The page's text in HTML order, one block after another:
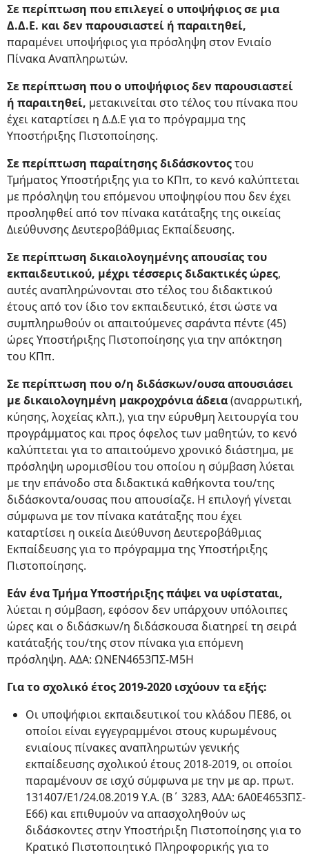
Σε περίπτωση που επιλεγεί ο υποψήφιος σε μια
Δ.Δ.Ε. και δεν παρουσιαστεί ή παραιτηθεί,
παραμένει υποψήφιος για πρόσληψη στον Ενιαίο
Πίνακα Αναπληρωτών.
Σε περίπτωση που ο υποψήφιος δεν παρουσιαστεί
ή παραιτηθεί, μετακινείται στο τέλος του πίνακα που
έχει καταρτίσει η Δ.Δ.Ε για το πρόγραμμα της
Υποστήριξης Πιστοποίησης.
Σε περίπτωση παραίτησης διδάσκοντοςτου
Τμήματος Υποστήριξης για το ΚΠπ, το κενό καλύπτεται
με πρόσληψη του επόμενου υποψηφίου που δεν έχει
προσληφθεί από τον πίνακα κατάταξης της οικείας
Διεύθυνσης Δευτεροβάθμιας Εκπαίδευσης.
Σε περίπτωση δικαιολογημένης απουσίας του
εκπαιδευτικού, μέχρι τέσσερις διδακτικές ώρες,
αυτές αναπληρώνονται στο τέλος του διδακτικού
έτους από τον ίδιο τον εκπαιδευτικό, έτσι ώστε να
συμπληρωθούν οι απαιτούμενες σαράντα πέντε (45)
ώρες Υποστήριξης Πιστοποίησης για την απόκτηση
του ΚΠπ.
Σε περίπτωση που ο/η διδάσκων/ουσα απουσιάσει
με δικαιολογημένη μακροχρόνια άδεια(αναρρωτική,
κύησης, λοχείας κλπ.), για την εύρυθμη λειτουργία του
προγράμματος και προς όφελος των μαθητών, το κενό
καλύπτεται για το απαιτούμενο χρονικό διάστημα, με
πρόσληψη ωρομισθίου του οποίου η σύμβαση λύεται
με την επάνοδο στα διδακτικά καθήκοντα του/της
διδάσκοντα/ουσας που απουσίαζε. Η επιλογή γίνεται
σύμφωνα με τον πίνακα κατάταξης που έχει
καταρτίσει η οικεία Διεύθυνση Δευτεροβάθμιας
Εκπαίδευσης για το πρόγραμμα της Υποστήριξης
Πιστοποίησης.
Εάν ένα Τμήμα Υποστήριξης πάψει να υφίσταται,
λύεται η σύμβαση, εφόσον δεν υπάρχουν υπόλοιπες
ώρες και ο διδάσκων/η διδάσκουσα διατηρεί τη σειρά
κατάταξής του/της στον πίνακα για επόμενη
πρόσληψη. ΑΔΑ: ΩΝΕΝ4653ΠΣ-Μ5Η
Για το σχολικό έτος 2019-2020 ισχύουν τα εξής:
Οι υποψήφιοι εκπαιδευτικοί του κλάδου ΠΕ86, οι
οποίοι είναι εγγεγραμμένοι στους κυρωμένους
ενιαίους πίνακες αναπληρωτών γενικής
εκπαίδευσης σχολικού έτους 2018-2019, οι οποίοι
παραμένουν σε ισχύ σύμφωνα με την με αρ. πρωτ.
131407/Ε1/24.08.2019 Υ.Α. (Β΄ 3283, ΑΔΑ: 6Α0Ε4653ΠΣ-
Ε66) και επιθυμούν να απασχοληθούν ως
διδάσκοντες στην Υποστήριξη Πιστοποίησης για το
Κρατικό Πιστοποιητικό Πληροφορικής για το